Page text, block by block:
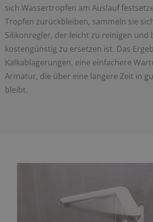
sich Wassertropfen am Auslauf
Tropfen zurückbleiben, sammeln sie
Silikonregler, der leicht zu reinigen und
kostengünstig zu ersetzen ist. Das
Kalkablagerungen, eine einfachere
Armatur, die über eine längere Zeit in
bleibt.